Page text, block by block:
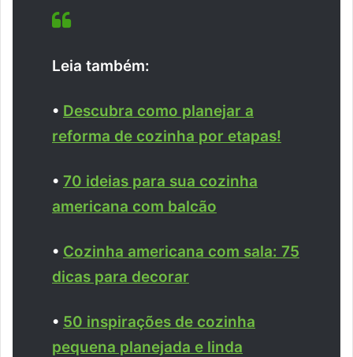
Leia também:
• Descubra como planejar a
reforma de cozinha por etapas!
• 70 ideias para sua cozinha
americana com balcão
• Cozinha americana com sala: 75
dicas para decorar
• 50 inspirações de cozinha
pequena planejada e linda